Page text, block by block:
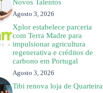
Novos Talentos
Agosto 3, 2026
Xplor estabelece parceria
com Terra Madre para
impulsionar agricultura
regenerativa e créditos de
carbono em Portugal
Agosto 3, 2026
Tibi renova loja de Quarteira